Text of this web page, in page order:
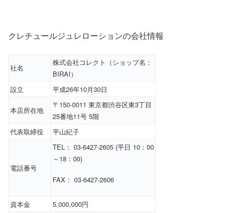
クレチュールジュレローションの会社情報
社名
株式会社コレクト（ショップ名：
BIRAI）
設立
平成26年10月30日
本店所在地
〒150-0011 東京都渋谷区東3丁目
25番地11号 5階
代表取締役
平山紀子
電話番号
TEL： 03-6427-2605 (平日 10：00
～18：00)
FAX： 03-6427-2606
資本金
5,000,000円